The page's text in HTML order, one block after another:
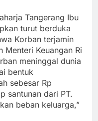
Tangerang Ibu
turut berduka
Korban terjamin
Menteri Keuangan Ri
meninggal dunia
bentuk
sebesar Rp
santunan dari PT.
beban keluarga,”